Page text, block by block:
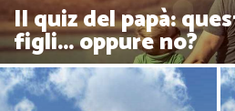
Il quiz del papà:
figli... oppure no?